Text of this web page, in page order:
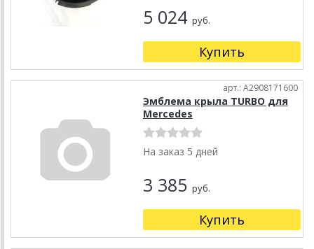
5 024 руб.
Купить
арт.: A2908171600
Эмблема крыла TURBO для
Mercedes
На заказ 5 дней
3 385 руб.
Купить